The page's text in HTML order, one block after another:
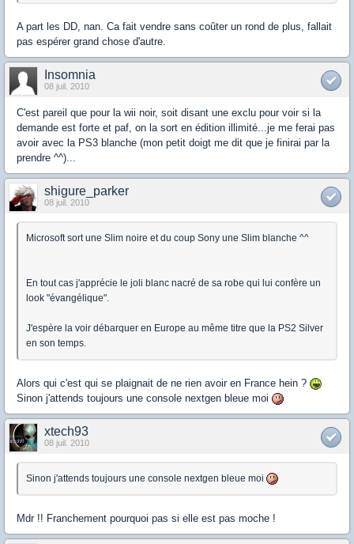
A part les DD, nan. Ca fait vendre sans coûter un rond de plus, fallait
pas espérer grand chose d'autre.
Insomnia
08 juil. 2010
C'est pareil que pour la wii noir, soit disant une exclu pour voir si la
demande est forte et paf, on la sort en édition illimité...je me ferai pas
avoir avec la PS3 blanche (mon petit doigt me dit que je finirai par la
prendre ^^)...
shigure_parker
08 juil. 2010
Microsoft sort une Slim noire et du coup Sony une Slim blanche ^^
En tout cas j'apprécie le joli blanc nacré de sa robe qui lui confère un
look "évangélique".
J'espère la voir débarquer en Europe au même titre que la PS2 Silver
en son temps.
Alors qui c'est qui se plaignait de ne rien avoir en France hein ?
Sinon j'attends toujours une console nextgen bleue moi
xtech93
08 juil. 2010
Sinon j'attends toujours une console nextgen bleue moi
Mdr !! Franchement pourquoi pas si elle est pas moche !